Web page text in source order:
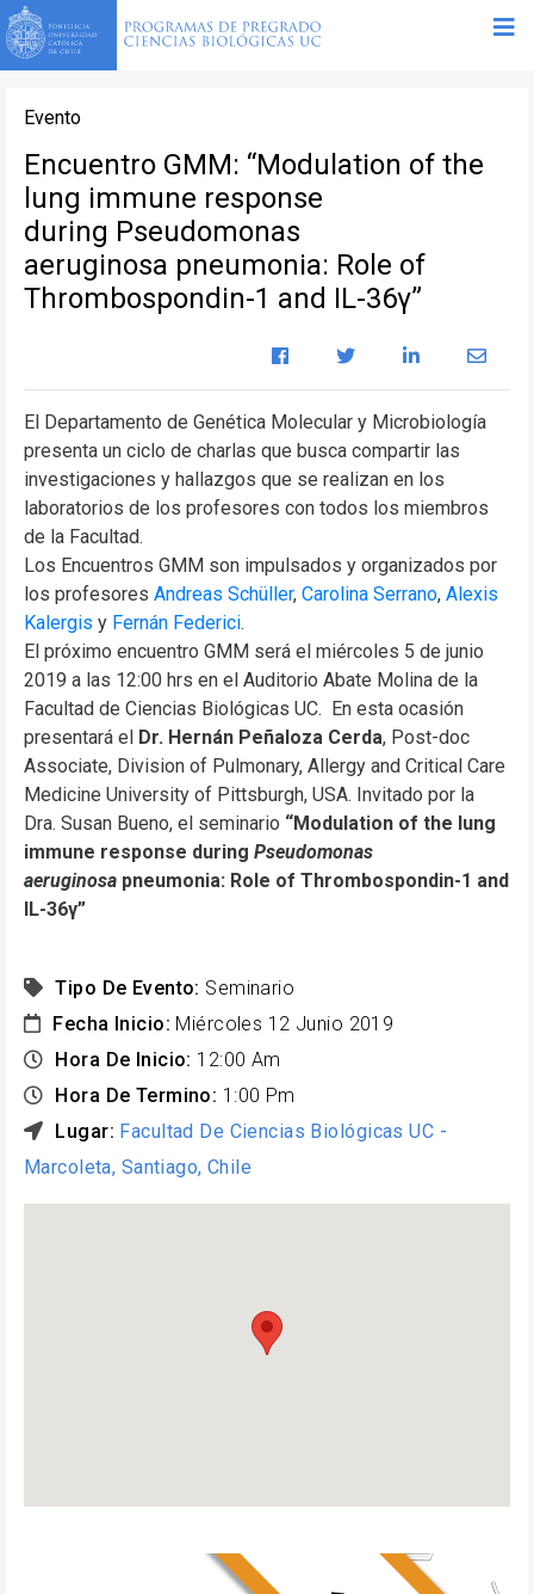
Evento
Encuentro GMM: “Modulation of the
lung immune response
during Pseudomonas
aeruginosa pneumonia: Role of
Thrombospondin-1 and IL-36γ”
El Departamento de Genética Molecular y Microbiología
presenta un ciclo de charlas que busca compartir las
investigaciones y hallazgos que se realizan en los
laboratorios de los profesores con todos los miembros
de la Facultad.
Los Encuentros GMM son impulsados y organizados por
los profesores Andreas Schüller, Carolina Serrano, Alexis
Kalergis y Fernán Federici.
El próximo encuentro GMM será el miércoles 5 de junio
2019 a las 12:00 hrs en el Auditorio Abate Molina de la
Facultad de Ciencias Biológicas UC. En esta ocasión
presentará el Dr. Hernán Peñaloza Cerda, Post-doc
Associate, Division of Pulmonary, Allergy and Critical Care
Medicine University of Pittsburgh, USA. Invitado por la
Dra. Susan Bueno, el seminario “Modulation of the lung
immune response during Pseudomonas
aeruginosa pneumonia: Role of Thrombospondin-1 and
IL-36γ”
Tipo De Evento: Seminario
Fecha Inicio: Miércoles 12 Junio 2019
Hora De Inicio: 12:00 Am
Hora De Termino: 1:00 Pm
Lugar: Facultad De Ciencias Biológicas UC -
Marcoleta, Santiago, Chile